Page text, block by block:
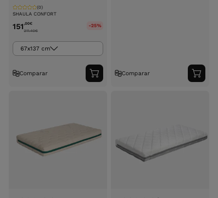
SHAULA CONFORT
(0)
151,00€
211.40€
-25%
67x137 cm
Comparar
Adicionar
ao
Comparar
ao